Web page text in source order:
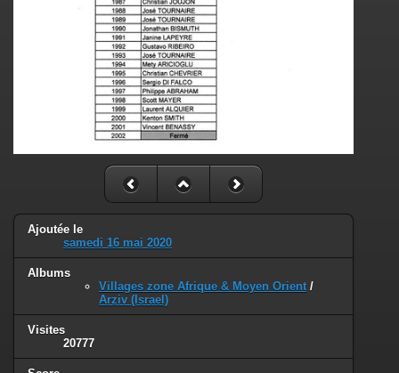
Ajoutée le
samedi 16 mai 2020
Albums
Villages zone Afrique & Moyen Orient /
Arziv (Israel)
Visites
20777